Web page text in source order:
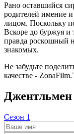
Рано оставшийся
родителей имение и
лицом. Поскольку
Вскоре до буржуя и
правда роскошный
знакомых.
Не забудьте
качестве -
Джентльмен
Cезон 1